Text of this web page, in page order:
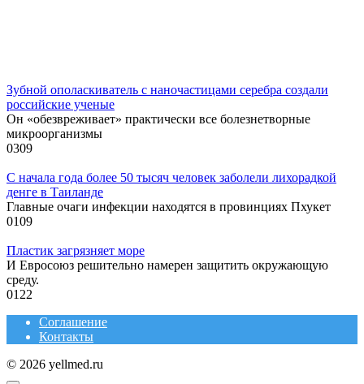
Зубной ополаскиватель с наночастицами серебра создали
российские ученые
Он «обезвреживает» практически все болезнетворные
микроорганизмы
0309
С начала года более 50 тысяч человек заболели лихорадкой
денге в Таиланде
Главные очаги инфекции находятся в провинциях Пхукет
0109
Пластик загрязняет море
И Евросоюз решительно намерен защитить окружающую
среду.
0122
Соглашение
Контакты
© 2026 yellmed.ru